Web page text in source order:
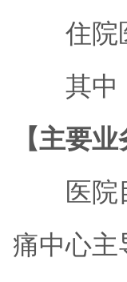
住院
其中，
【主要
医院目
痛中心主